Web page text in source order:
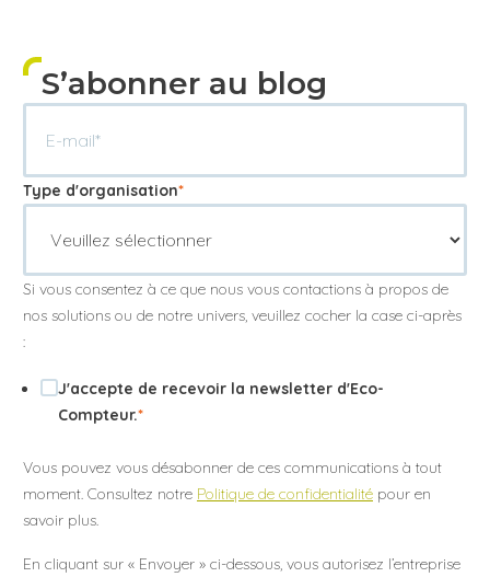
S’abonner au blog
Type d'organisation*
Si vous consentez à ce que nous vous contactions à propos de
nos solutions ou de notre univers, veuillez cocher la case ci-après
:
J'accepte de recevoir la newsletter d'Eco-
Compteur.*
Vous pouvez vous désabonner de ces communications à tout
moment. Consultez notre Politique de confidentialité pour en
savoir plus.
En cliquant sur « Envoyer » ci-dessous, vous autorisez l’entreprise